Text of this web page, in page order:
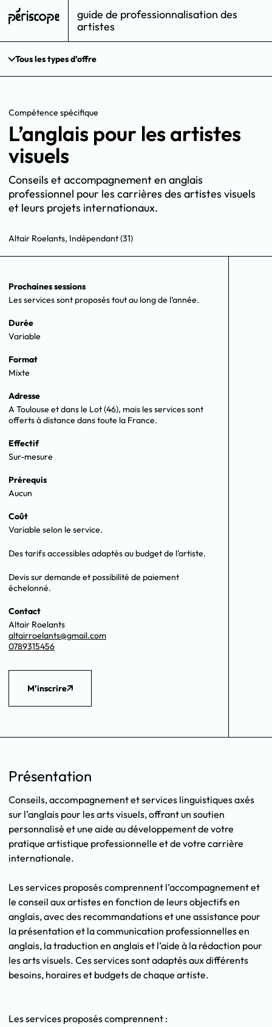
guide de professionnalisation des
artistes
Tous les types d’offre
Compétence spécifique
L’anglais pour les artistes
visuels
Conseils et accompagnement en anglais
professionnel pour les carrières des artistes visuels
et leurs projets internationaux.
Altair Roelants, Indépendant (31)
Prochaines sessions
Les services sont proposés tout au long de l’année.
Durée
Variable
Format
Mixte
Adresse
A Toulouse et dans le Lot (46), mais les services sont
offerts à distance dans toute la France.
Effectif
Sur-mesure
Prérequis
Aucun
Coût
Variable selon le service.
Des tarifs accessibles adaptés au budget de l’artiste.
Devis sur demande et possibilité de paiement
échelonné.
Contact
Altair Roelants
altairroelants@gmail.com
0789315456
M’inscrire
Présentation
Conseils, accompagnement et services linguistiques axés
sur l’anglais pour les arts visuels, offrant un soutien
personnalisé et une aide au développement de votre
pratique artistique professionnelle et de votre carrière
internationale.
Les services proposés comprennent l’accompagnement et
le conseil aux artistes en fonction de leurs objectifs en
anglais, avec des recommandations et une assistance pour
la présentation et la communication professionnelles en
anglais, la traduction en anglais et l’aide à la rédaction pour
les arts visuels. Ces services sont adaptés aux différents
besoins, horaires et budgets de chaque artiste.
Les services proposés comprennent :